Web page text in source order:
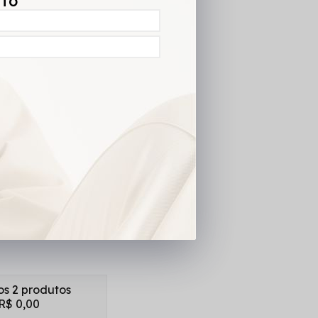
2 produtos
R$ 0,00